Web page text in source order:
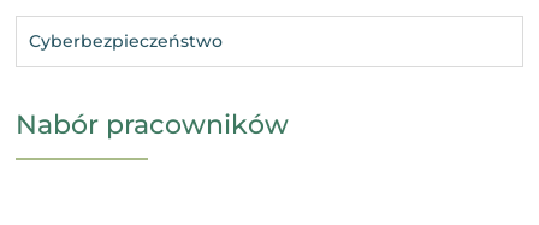
Cyberbezpieczeństwo
Nabór pracowników